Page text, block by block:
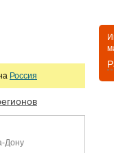
Россия
Дону